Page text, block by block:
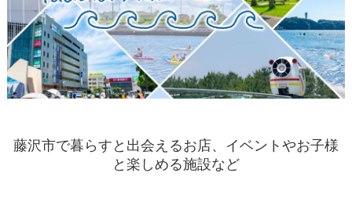
藤沢市で暮らすと出会えるお店、イベントやお子様
と楽しめる施設など